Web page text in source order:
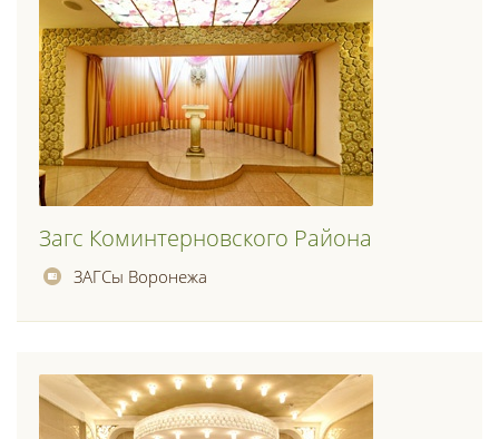
Загс Коминтерновского Района
ЗАГСы Воронежа